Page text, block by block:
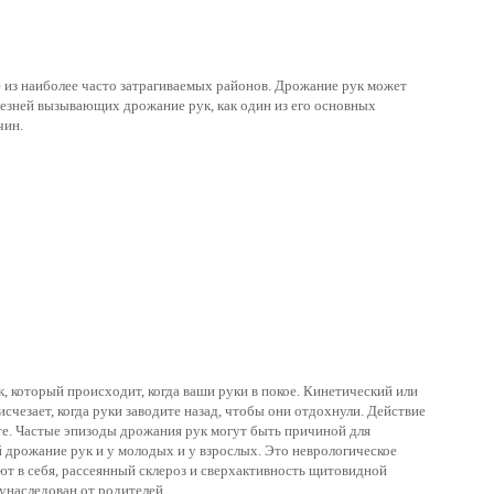
наиболее часто затрагиваемых районов. Дрожание рук может
вызывающих дрожание рук, как один из его основных
происходит, когда ваши руки в покое. Кинетический или
когда руки заводите назад, чтобы они отдохнули. Действие
Частые эпизоды дрожания рук могут быть причиной для
дрожание рук и у молодых и у взрослых. Это неврологическое
себя, рассеянный склероз и сверхактивность щитовидной
от родителей.